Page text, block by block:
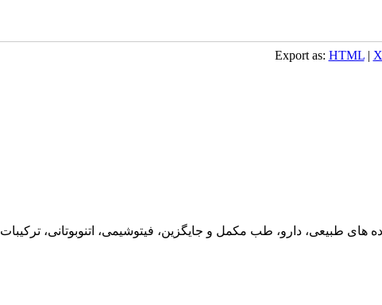
Export as: HTML|
طبیعی، دارو، طب مکمل و جایگزین، فیتوشیمی، اتنوبوتانی، ترکیبات